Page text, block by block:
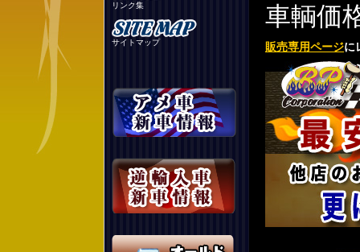
リンク集
サイトマップ
車輌
販売専用ページに